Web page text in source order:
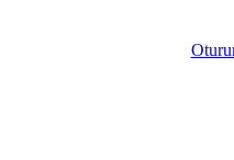
Regioni
Indigeni
Bu Öykü